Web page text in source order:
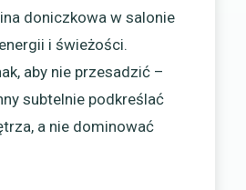
doniczkowa w salonie
i świeżości.
aby nie przesadzić –
subtelnie podkreślać
a nie dominować